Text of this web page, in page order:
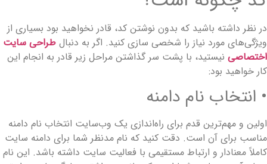
در نظر داشته باشید که بدون نوشتن کد، قادر نخواهید بود بسیاری از
ویژگی‌های مورد نیاز را شخصی سازی کنید. اگر به دنبالطراحی سایت
اختصاصی نیستید، با پشت سر گذاشتن مراحل زیر قادر به انجام این
کار خواهید بود:
• انتخاب نام دامنه
اولین و مهم‌ترین قدم برای راه‌اندازی یک وب‌سایت انتخاب نام دامنه
مناسب برای آن است. دقت کنید که نام مدنظر شما برای دامنه سایت
کاملاً معنادار و ارتباط مستقیمی با فعالیت سایت داشته باشد. این نام